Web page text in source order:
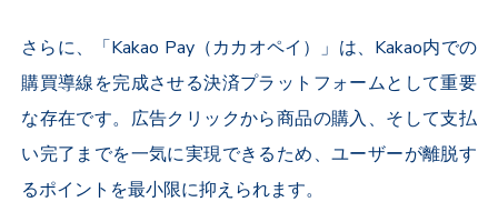
さらに、「Kakao Pay（カカオペイ）」は、 Kakao内での
購買導線を完成させる決済プラットフォームとして重要
な存在です。広告クリックから商品の購入、そして支払
い完了までを一気に実現できるため、ユーザーが離脱す
るポイントを最小限に抑えられます。